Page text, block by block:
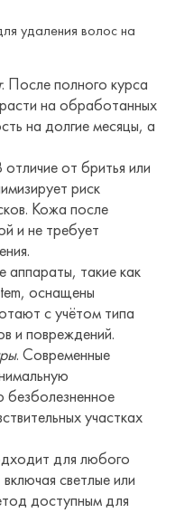
удаления волос на
. После полного курса
на обработанных
на долгие месяцы, а
отличие от бритья или
риск
Кожа после
и не требует
аппараты, такие как
оснащены
с учётом типа
и повреждений.
. Современные
безболезненное
участках
для любого
светлые или
доступным для